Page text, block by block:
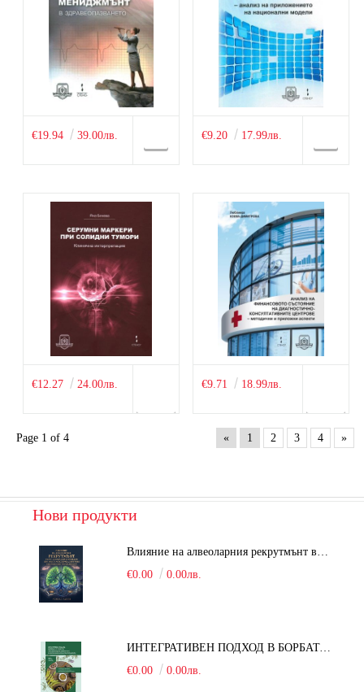
€19.94 39.00лв. €9.20 17.99лв.
€12.27 24.00лв. €9.71 18.99лв.
Page 1 of 4 « 1 2 3 4 »
Нови продукти
Влияние на алвеоларния рекрутмънт върху белодробната функция при робот-асистирана хирургия в положение Тренделенбург
€0.00
0.00лв.
ИНТЕГРАТИВЕН ПОДХОД В БОРБАТА С COVID-19: От патогенезата на Sars-Cov-2 до фитомедицината и етноботаниката. Антивирусна активност и терапевтичен потенциал на българските лечебни растения
€0.00
0.00лв.